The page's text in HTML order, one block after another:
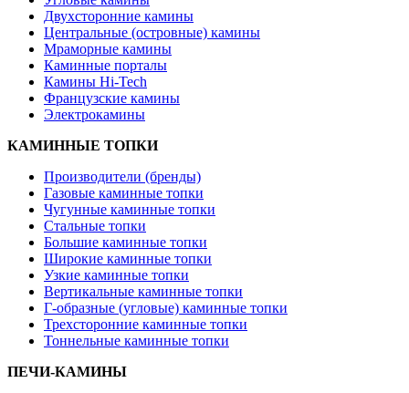
Двухсторонние камины
Центральные (островные) камины
Мраморные камины
Каминные порталы
Камины Hi-Tech
Французские камины
Электрокамины
КАМИННЫЕ ТОПКИ
Производители (бренды)
Газовые каминные топки
Чугунные каминные топки
Стальные топки
Большие каминные топки
Широкие каминные топки
Узкие каминные топки
Вертикальные каминные топки
Г-образные (угловые) каминные топки
Трехсторонние каминные топки
Тоннельные каминные топки
ПЕЧИ-КАМИНЫ